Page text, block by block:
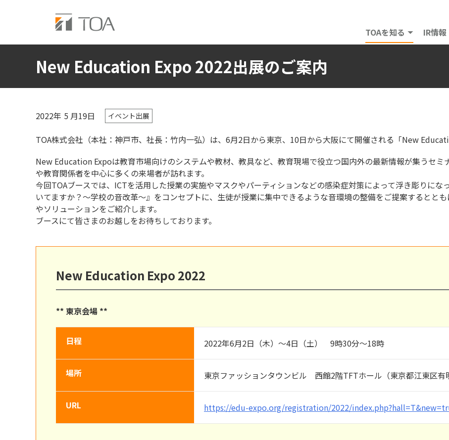
TOAを知る IR情報
New Education Expo 2022出展のご案内
2022年 5 月19日 イベント出展
TOA株式会社（本社：神戸市、社長：竹内一弘）は、6月2日から東京、10日から大阪にて開催される「New
New Education Expoは教育市場向けのシステムや教材、教具など、教育現場で役立つ国内外の最新情報が集うセミ
や教育関係者を中心に多くの来場者が訪れます。
今回TOAブースでは、ICTを活用した授業の実施やマスクやパーティションなどの感染症対策によって浮き彫りに
いてますか？～学校の音改革～』をコンセプトに、生徒が授業に集中できるような音環境の整備をご提案するとと
やソリューションをご紹介します。
ブースにて皆さまのお越しをお待ちしております。
New Education Expo 2022
** 東京会場 **
日程 2022年6月2日（木）～4日（土） 9時30分～18時
場所 東京ファッションタウンビル 西館2階TFTホール（東京都江東区
URL https://edu-expo.org/registration/2022/